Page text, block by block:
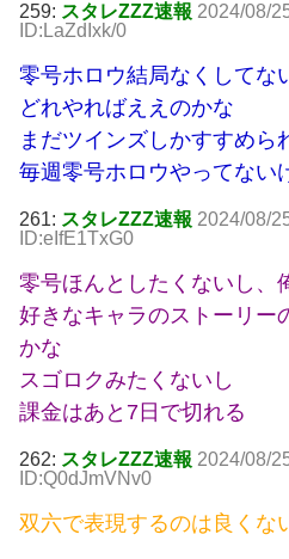
259: スタレZZZ速報 2024/08/
ID:LaZdIxk/0
零号ホロウ結局なくしてな
どれやればええのかな
まだツインズしかすすめら
毎週零号ホロウやってない
261: スタレZZZ速報 2024/08/
ID:eIfE1TxG0
零号ほんとしたくないし、
好きなキャラのストーリー
かな
スゴロクみたくないし
課金はあと7日で切れる
262: スタレZZZ速報 2024/08/
ID:Q0dJmVNv0
双六で表現するのは良くな